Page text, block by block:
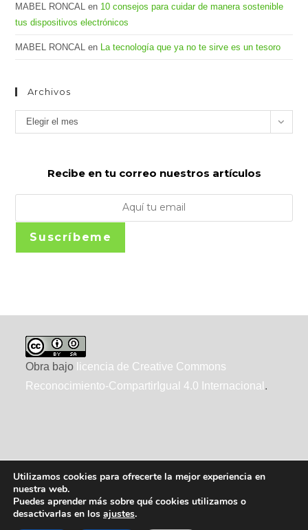
MABEL RONCAL en 10 consejos para cuidar de manera sostenible
tus dispositivos electrónicos
MABEL RONCAL en La tecnología que ya no te sirve es un tesoro
Archivos
Archivos
Elegir el mes
Recibe en tu correo nuestros artículos
Suscríbeme
Obra bajo licencia de Creative Commons
Reconocimiento-CompartirIgual 4.0 Internacional .
2010-2026 ecointeligencia, realizado por
Utilizamos cookies para ofrecerte la mejor experiencia en
nuestra web.
Puedes aprender más sobre qué cookies utilizamos o
desactivarlas en los ajustes.